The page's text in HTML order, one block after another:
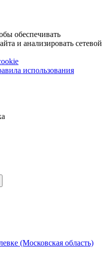
обеспечивать
и анализировать сетевой
использования
(Московская область)